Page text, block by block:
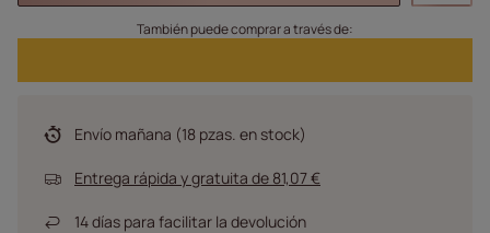
También puede comprar a través de:
Envío mañana (18 pzas. en stock)
Entrega rápida y gratuita de 81,07 €
14días para facilitar la devolución